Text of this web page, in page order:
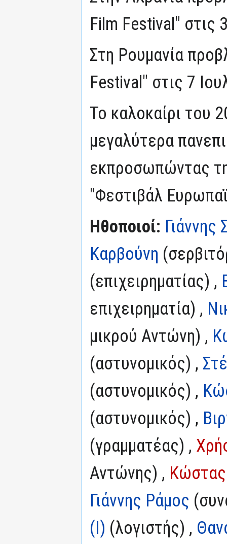
Film Festival" στις
Στη Ρουμανία
Festival" στις 7
Το καλοκαίρι του
μεγαλύτερα
εκπροσωπώντας
"Φεστιβάλ
Ηθοποιοί: Γιάννης
Καρβούνη
(επιχειρηματίας) ,
επιχειρηματία) ,
μικρού Αντώνη) ,
(αστυνομικός) ,
(αστυνομικός) ,
(αστυνομικός) ,
(γραμματέας) ,
Αντώνης) ,
Γιάννης Ράμος
(I) (λογιστής) ,